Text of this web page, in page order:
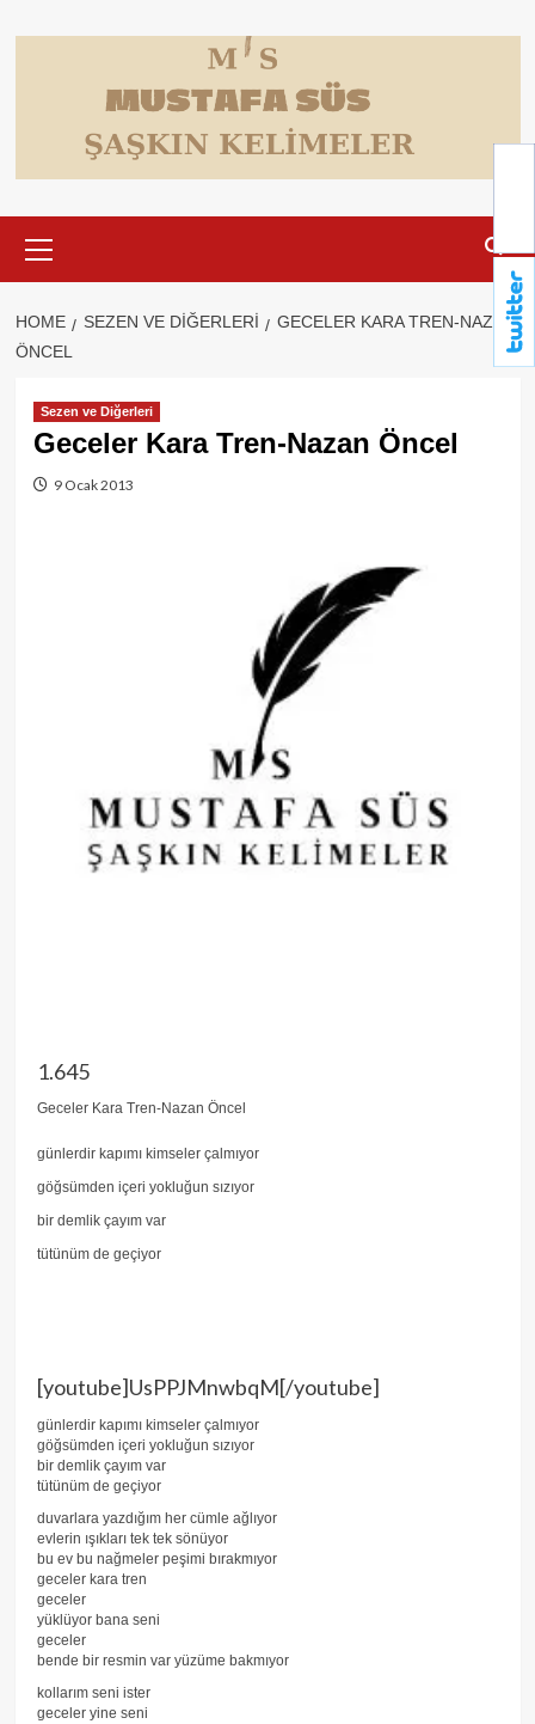
to
Menu
HOME SEZEN VE DIĞERLERI
GECELER KARA TREN-NAZAN
ÖNCEL
Sezen ve Diğerleri
Geceler Kara Tren-Nazan Öncel
9 Ocak 2013
1.645
Geceler Kara Tren-Nazan Öncel
günlerdir kapımı kimseler çalmıyor
göğsümden içeri yokluğun sızıyor
bir demlik çayım var
tütünüm de geçiyor
[youtube]UsPPJMnwbqM[/youtube]
günlerdir kapımı kimseler çalmıyor
göğsümden içeri yokluğun sızıyor
bir demlik çayım var
tütünüm de geçiyor
duvarlara yazdığım her cümle ağlıyor
evlerin ışıkları tek tek sönüyor
bu ev bu nağmeler peşimi bırakmıyor
geceler kara tren
geceler
yüklüyor bana seni
geceler
bende bir resmin var yüzüme bakmıyor
kollarım seni ister
geceler yine seni